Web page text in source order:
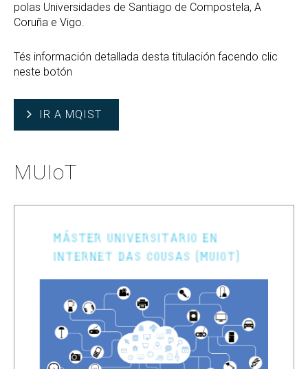
polas Universidades de Santiago de Compostela, A
Coruña e Vigo.
Tés información detallada desta titulación facendo clic
neste botón
IR A MQIST
MUIoT